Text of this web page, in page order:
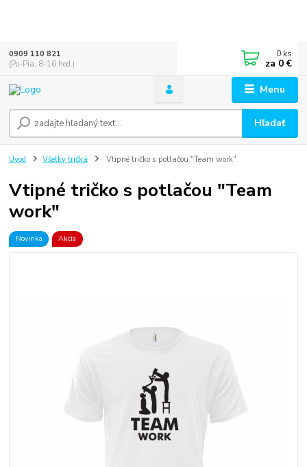
Menu
Hľadať
0909 110 821
(Po-Pia, 8-16 hod.)
0 ks
za 0 €
Úvod Všetky tričká Vtipné tričko s potlačou "Team work"
Vtipné tričko s potlačou "Team
work"
Novinka Akcia